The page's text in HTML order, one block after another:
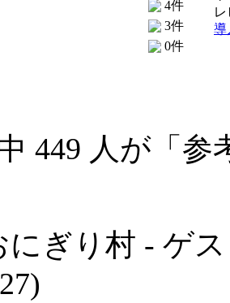
4件
3件
0件
導
449 人が「参
にぎり村 - ゲ